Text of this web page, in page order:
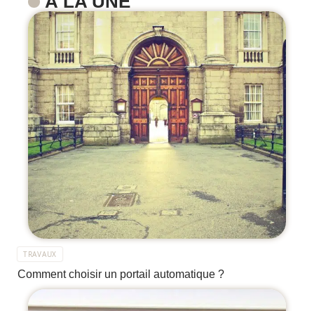
TRAVAUX
Comment choisir un portail automatique ?